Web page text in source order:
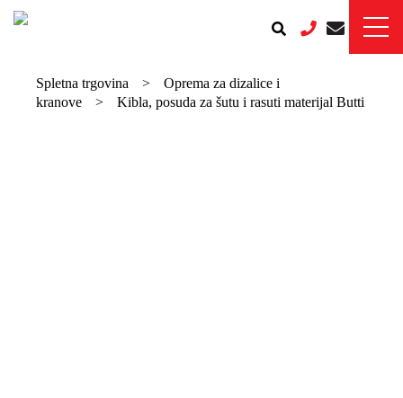
Spletna trgovina >
Oprema za dizalice i
kranove
> Kibla, posuda za šutu i rasuti materijal Butti